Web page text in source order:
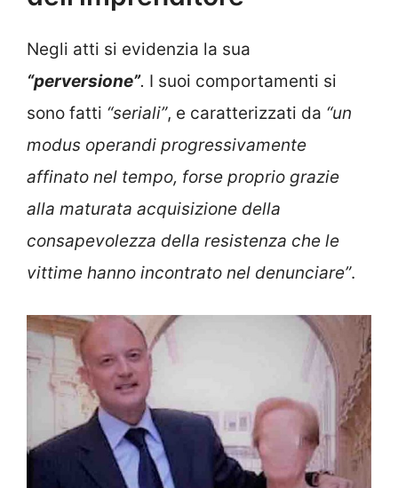
Negli atti si evidenzia la sua
“perversione”. I suoi comportamenti si
sono fatti “seriali”, e caratterizzati da “un
modus operandi progressivamente
affinato nel tempo, forse proprio grazie
alla maturata acquisizione della
consapevolezza della resistenza che le
vittime hanno incontrato nel denunciare”.